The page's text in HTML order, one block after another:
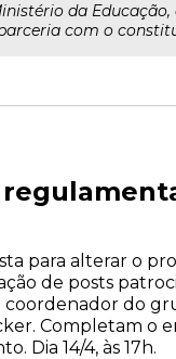
da
com o
para alterar o
de posts
coordenador do
Completam o
Dia 14/4, às 17h.